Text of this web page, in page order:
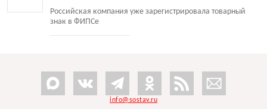
Российская компания уже зарегистрировала товарный
знак в ФИПСе
info@sostav.ru